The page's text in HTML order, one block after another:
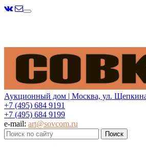
Меню
Аукционный дом | Москва, ул.
+7 (495) 684 9191
+7 (495) 684 9199
e-mail: art@sovcom.ru